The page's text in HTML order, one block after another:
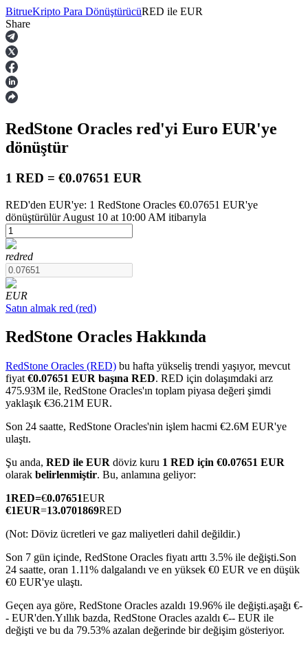
Vadeli İşlemler
USDT Vadeli İşlemleri
COIN-M Vadeli İşlemleri
Kripto Para Vadeli İşlemleri
Hisse senetleri, döviz, değerli metaller ve emtia türevleri
USDC Vadeli İşlemleri
USDC'yi teminat olarak kullanan vadeli işlemler
BitrueKripto Para DönüştürücüRED ile EUR
Share
RedStone Oracles red'yi Euro EUR'ye
dönüştür
1 RED = €0.07651 EUR
RED'den EUR'ye: 1 RedStone Oracles €0.07651 EUR'ye
dönüştürülür August 10 at 10:00 AM itibarıyla
redred
EUR
Satın almak red (red)
RedStone Oracles Hakkında
RedStone Oracles (RED) bu hafta yükseliş trendi yaşıyor, mevcut
fiyat €0.07651 EUR başına RED. RED için dolaşımdaki arz
475.93M ile, RedStone Oracles'ın toplam piyasa değeri şimdi
yaklaşık €36.21M EUR.
Son 24 saatte, RedStone Oracles'nin işlem hacmi €2.6M EUR'ye
ulaştı.
Şu anda, RED ile EUR döviz kuru 1 RED için €0.07651 EUR
olarak belirlenmiştir. Bu, anlamına geliyor:
1RED=€0.07651EUR
€1EUR=13.0701869RED
(Not: Döviz ücretleri ve gaz maliyetleri dahil değildir.)
Son 7 gün içinde, RedStone Oracles fiyatı arttı 3.5% ile değişti.Son
24 saatte, oran 1.11% dalgalandı ve en yüksek €0 EUR ve en düşük
€0 EUR'ye ulaştı.
Geçen aya göre, RedStone Oracles azaldı 19.96% ile değişti.aşağı €-
- EUR'den.Yıllık bazda, RedStone Oracles azaldı €-- EUR ile
değişti ve bu da 79.53% azalan değerinde bir değişim gösteriyor.